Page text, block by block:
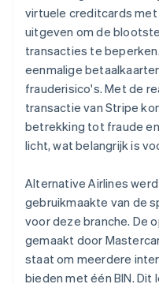
virtuele creditcards
uitgeven om de
transacties te
eenmalige
frauderisico's. Met de
transactie van Stripe
betrekking tot fraude
licht, wat belangrijk is
Alternative Airlines
gebruikmaakte van de
voor deze branche. De
gemaakt door
staat om meerdere
bieden met één BIN.